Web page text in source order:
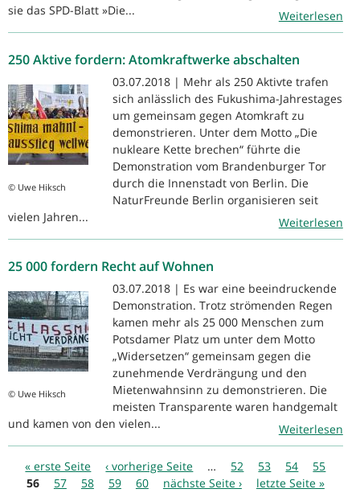
sie das SPD-Blatt »Die...
Weiterlesen
250 Aktive fordern: Atomkraftwerke abschalten
© Uwe Hiksch
03.07.2018 | Mehr als 250 Aktivte trafen
sich anlässlich des Fukushima-Jahrestages
um gemeinsam gegen Atomkraft zu
demonstrieren. Unter dem Motto „Die
nukleare Kette brechen“ führte die
Demonstration vom Brandenburger Tor
durch die Innenstadt von Berlin. Die
NaturFreunde Berlin organisieren seit
vielen Jahren...
Weiterlesen
25 000 fordern Recht auf Wohnen
© Uwe Hiksch
03.07.2018 | Es war eine beeindruckende
Demonstration. Trotz strömenden Regen
kamen mehr als 25 000 Menschen zum
Potsdamer Platz um unter dem Motto
„Widersetzen“ gemeinsam gegen die
zunehmende Verdrängung und den
Mietenwahnsinn zu demonstrieren. Die
meisten Transparente waren handgemalt
und kamen von den vielen...
Weiterlesen
Seiten
« erste Seite ‹ vorherige Seite … 52 53 54
55
56
57 58 59 60 nächste Seite › letzte Seite »